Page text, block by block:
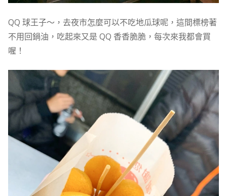
QQ 球王子～，去夜市怎麼可以不吃地瓜球呢，這間標榜著
不用回鍋油，吃起來又是 QQ 香香脆脆，每次來我都會買
喔！